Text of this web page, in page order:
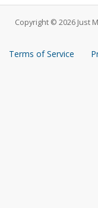
Copyright © 2026 Just
Terms of Service